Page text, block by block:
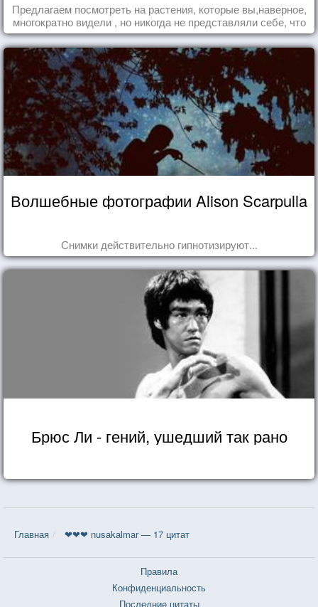
Предлагаем посмотреть на растения, которые вы,наверное,
многократно видели , но никогда не представляли себе, что
употребляете их в пищу.
Волшебные фотографии Alison Scarpulla
Снимки действительно гипнотизируют...
Брюс Ли - гений, ушедший так рано
Главная ❤❤❤ nusakalmar — 17 цитат
Правила
Конфиденциальность
Последние цитаты